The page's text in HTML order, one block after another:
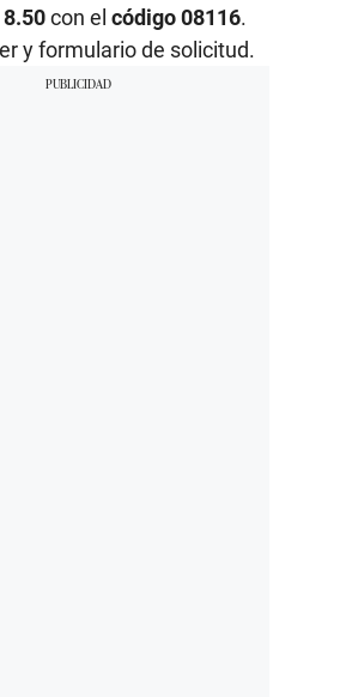
con el código 08116.
y formulario de solicitud.